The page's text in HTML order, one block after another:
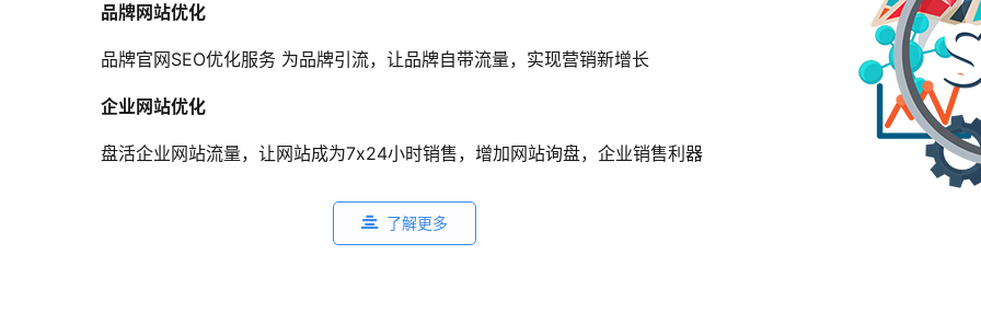
品牌网站优化
品牌官网SEO优化服务 为品牌引流，让品牌自带流量，实现营销新增长
企业网站优化
盘活企业网站流量，让网站成为7x24小时销售，增加网站询盘，企业销售利器
了解更多